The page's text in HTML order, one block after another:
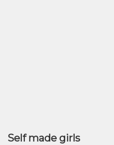
Self made girls